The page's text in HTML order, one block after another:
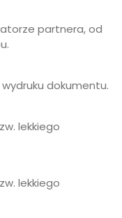
partnera, od
dokumentu.
lekkiego
lekkiego